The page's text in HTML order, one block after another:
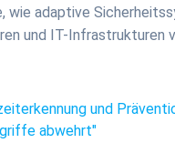
wie adaptive
und IT-Infrastrukturen
und
abwehrt"